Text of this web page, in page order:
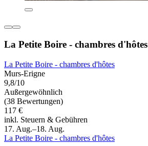
La Petite Boire - chambres d'hôtes
La Petite Boire - chambres d'hôtes
Murs-Erigne
9,8/10
Außergewöhnlich
(38 Bewertungen)
117 €
inkl. Steuern & Gebühren
17. Aug.–18. Aug.
La Petite Boire - chambres d'hôtes